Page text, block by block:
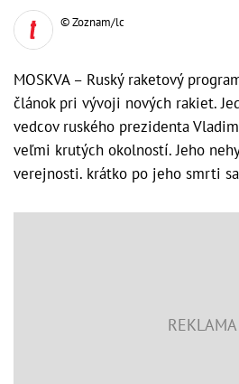
© Zoznam/lc
MOSKVA – Ruský raketový
článok pri vývoji nových rakiet.
vedcov ruského prezidenta
veľmi krutých okolností. Jeho
verejnosti. krátko po jeho smrti